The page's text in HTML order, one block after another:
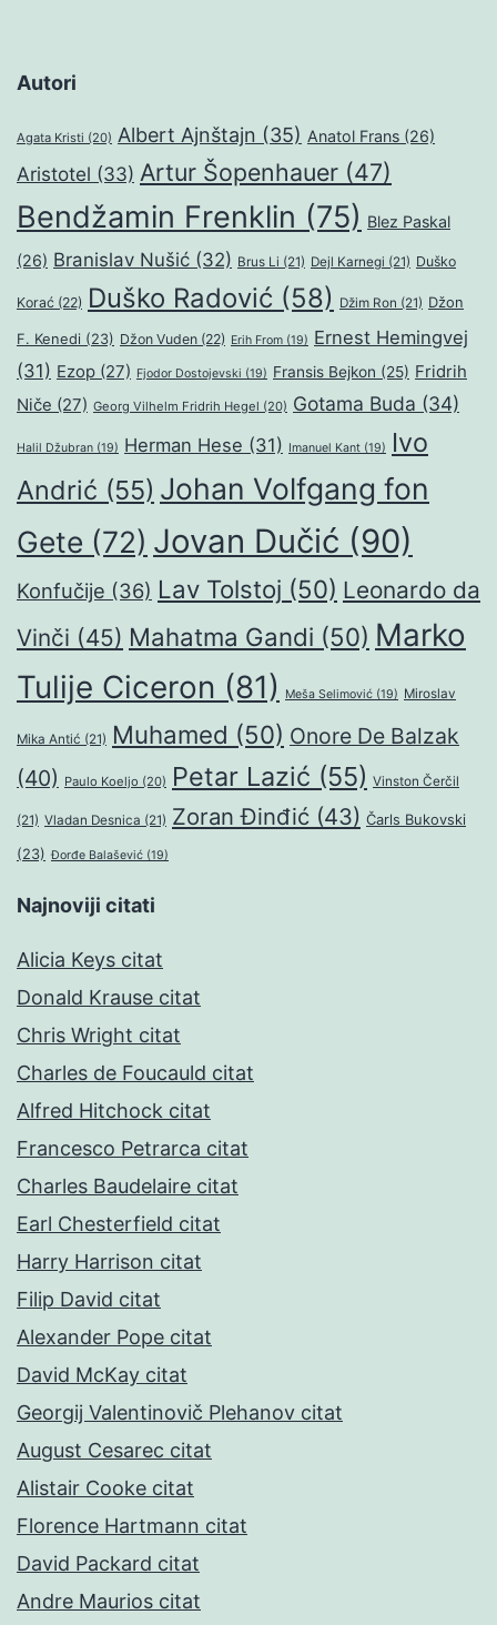
Autori
Agata Kristi (20) Albert Ajnštajn (35) Anatol Frans (26)
Aristotel (33) Artur Šopenhauer (47)
Bendžamin Frenklin (75) Blez Paskal
(26) Branislav Nušić (32) Brus Li (21) Dejl Karnegi (21) Duško
Korać (22) Duško Radović (58) Džim Ron (21) Džon
F. Kenedi (23) Džon Vuden (22) Erih From (19) Ernest Hemingvej
(31) Ezop (27) Fjodor Dostojevski (19) Fransis Bejkon (25) Fridrih
Niče (27) Georg Vilhelm Fridrih Hegel (20) Gotama Buda (34)
Halil Džubran (19) Herman Hese (31) Imanuel Kant (19)
Ivo
Andrić (55) Johan Volfgang fon
Gete (72) Jovan Dučić (90)
Konfučije (36) Lav Tolstoj (50) Leonardo da
Vinči (45) Mahatma Gandi (50) Marko
Tulije Ciceron (81) Meša Selimović (19) Miroslav
Mika Antić (21) Muhamed (50) Onore De Balzak
(40) Paulo Koeljo (20) Petar Lazić (55) Vinston Čerčil
(21) Vladan Desnica (21) Zoran Đinđić (43) Čarls Bukovski
(23) Đorđe Balašević (19)
Najnoviji citati
Alicia Keys citat
Donald Krause citat
Chris Wright citat
Charles de Foucauld citat
Alfred Hitchock citat
Francesco Petrarca citat
Charles Baudelaire citat
Earl Chesterfield citat
Harry Harrison citat
Filip David citat
Alexander Pope citat
David McKay citat
Georgij Valentinovič Plehanov citat
August Cesarec citat
Alistair Cooke citat
Florence Hartmann citat
David Packard citat
Andre Maurios citat